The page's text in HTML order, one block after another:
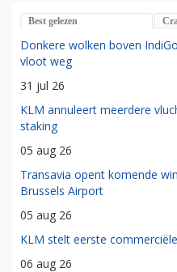
Best gelezen
Donkere wolken boven
vloot weg
31 jul 26
KLM annuleert meerdere
staking
05 aug 26
Transavia opent komende
Brussels Airport
05 aug 26
KLM stelt eerste
06 aug 26